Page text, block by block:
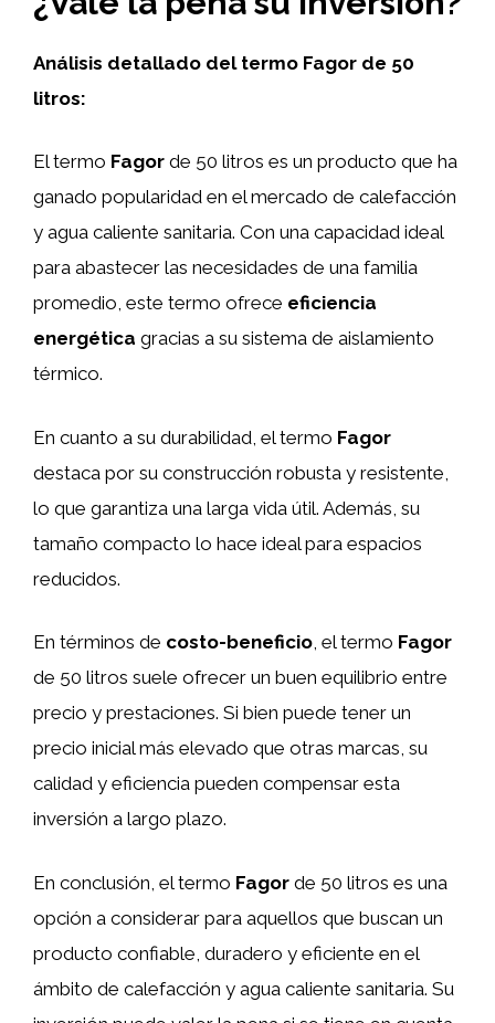
Análisis detallado del termo Fagor de 50
litros:
El termo Fagor de 50 litros es un producto que ha
ganado popularidad en el mercado de calefacción
y agua caliente sanitaria. Con una capacidad ideal
para abastecer las necesidades de una familia
promedio, este termo ofrece eficiencia
energética gracias a su sistema de aislamiento
térmico.
En cuanto a su durabilidad, el termo Fagor
destaca por su construcción robusta y resistente,
lo que garantiza una larga vida útil. Además, su
tamaño compacto lo hace ideal para espacios
reducidos.
En términos de costo-beneficio, el termo Fagor
de 50 litros suele ofrecer un buen equilibrio entre
precio y prestaciones. Si bien puede tener un
precio inicial más elevado que otras marcas, su
calidad y eficiencia pueden compensar esta
inversión a largo plazo.
En conclusión, el termo Fagor de 50 litros es una
opción a considerar para aquellos que buscan un
producto confiable, duradero y eficiente en el
ámbito de calefacción y agua caliente sanitaria. Su